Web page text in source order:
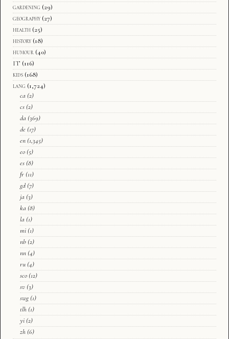
gardening (29)
geography (27)
health (25)
history (18)
humour (40)
IT (116)
kids (168)
lang (1,724)
ca (2)
cs (2)
da (369)
de (17)
en (1,345)
eo (5)
es (8)
fr (11)
gd (7)
ja (3)
ka (8)
la (1)
mi (1)
nb (2)
nn (4)
ru (4)
sco (12)
sv (3)
swg (1)
tlh (1)
yi (2)
zh (6)